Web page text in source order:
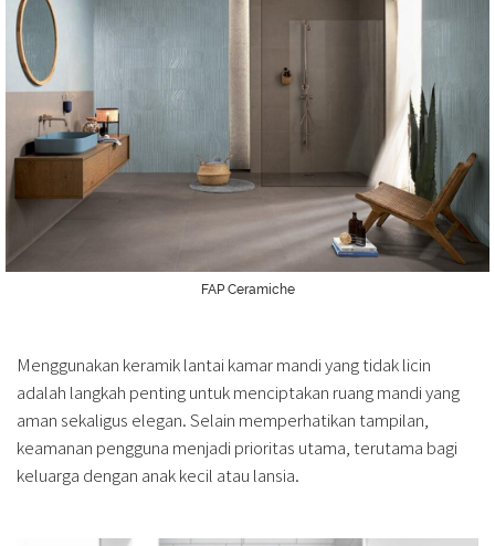
FAP Ceramiche
Menggunakan keramik lantai kamar mandi yang tidak licin
adalah langkah penting untuk menciptakan ruang mandi yang
aman sekaligus elegan. Selain memperhatikan tampilan,
keamanan pengguna menjadi prioritas utama, terutama bagi
keluarga dengan anak kecil atau lansia.